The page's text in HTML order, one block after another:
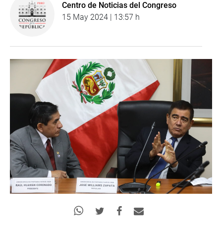
Centro de Noticias del Congreso
15 May 2024 | 13:57 h